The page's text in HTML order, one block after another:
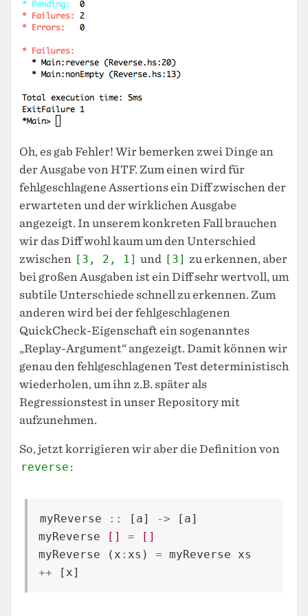
Oh, es gab Fehler! Wir bemerken zwei Dinge an
der Ausgabe von HTF. Zum einen wird für
fehlgeschlagene Assertions ein Diff zwischen der
erwarteten und der wirklichen Ausgabe
angezeigt. In unserem konkreten Fall brauchen
wir das Diff wohl kaum um den Unterschied
zwischen [3, 2, 1] und [3] zu erkennen, aber
bei großen Ausgaben ist ein Diff sehr wertvoll, um
subtile Unterschiede schnell zu erkennen. Zum
anderen wird bei der fehlgeschlagenen
QuickCheck-Eigenschaft ein sogenanntes
„Replay-Argument“ angezeigt. Damit können wir
genau den fehlgeschlagenen Test deterministisch
wiederholen, um ihn z.B. später als
Regressionstest in unser Repository mit
aufzunehmen.
So, jetzt korrigieren wir aber die Definition von
reverse :
myReverse :: [ a] -> [ a]
myReverse
[] =
[]
myReverse
( x : xs ) = myReverse
xs
++
[ x]